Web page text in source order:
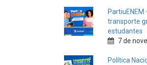
transporte
estudantes
7 de
Política